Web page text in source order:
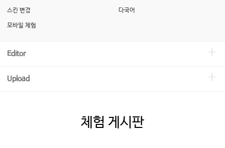
스킨 변경 다국어
모바일 체험
Editor
Upload
체험 게시판